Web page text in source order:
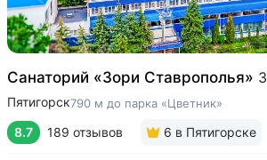
Санаторий «Зори Ставрополья» 3
Пятигорск790 м до парка «Цветник»
8.7 189 отзывов 6 в Пятигорске